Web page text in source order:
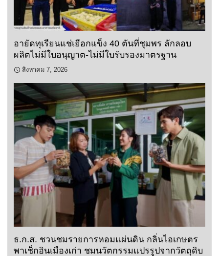
อายัดทุเรียนแช่เยือกแข็ง 40 ตันที่ชุมพร ลักลอบ
ผลิตไม่มีใบอนุญาต-ไม่มีใบรับรองมาตรฐาน
สิงหาคม 7, 2026
ธ.ก.ส. ชวนชมรายการหอมแผ่นดิน กลิ่นไอเกษตร
พาเช็กอินเมืองเก่า ชมนวัตกรรมแปรรูปจากวัตถุดิบ